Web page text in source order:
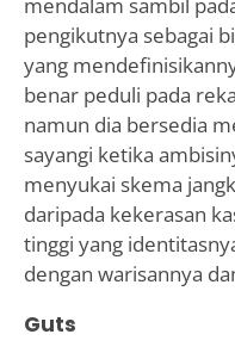
pengikutnya sebagai
yang
benar peduli pada
namun dia bersedia
sayangi ketika
menyukai skema
daripada kekerasan
tinggi yang
dengan warisannya
Guts